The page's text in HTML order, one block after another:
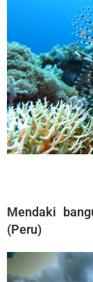
Mendaki
(Peru)